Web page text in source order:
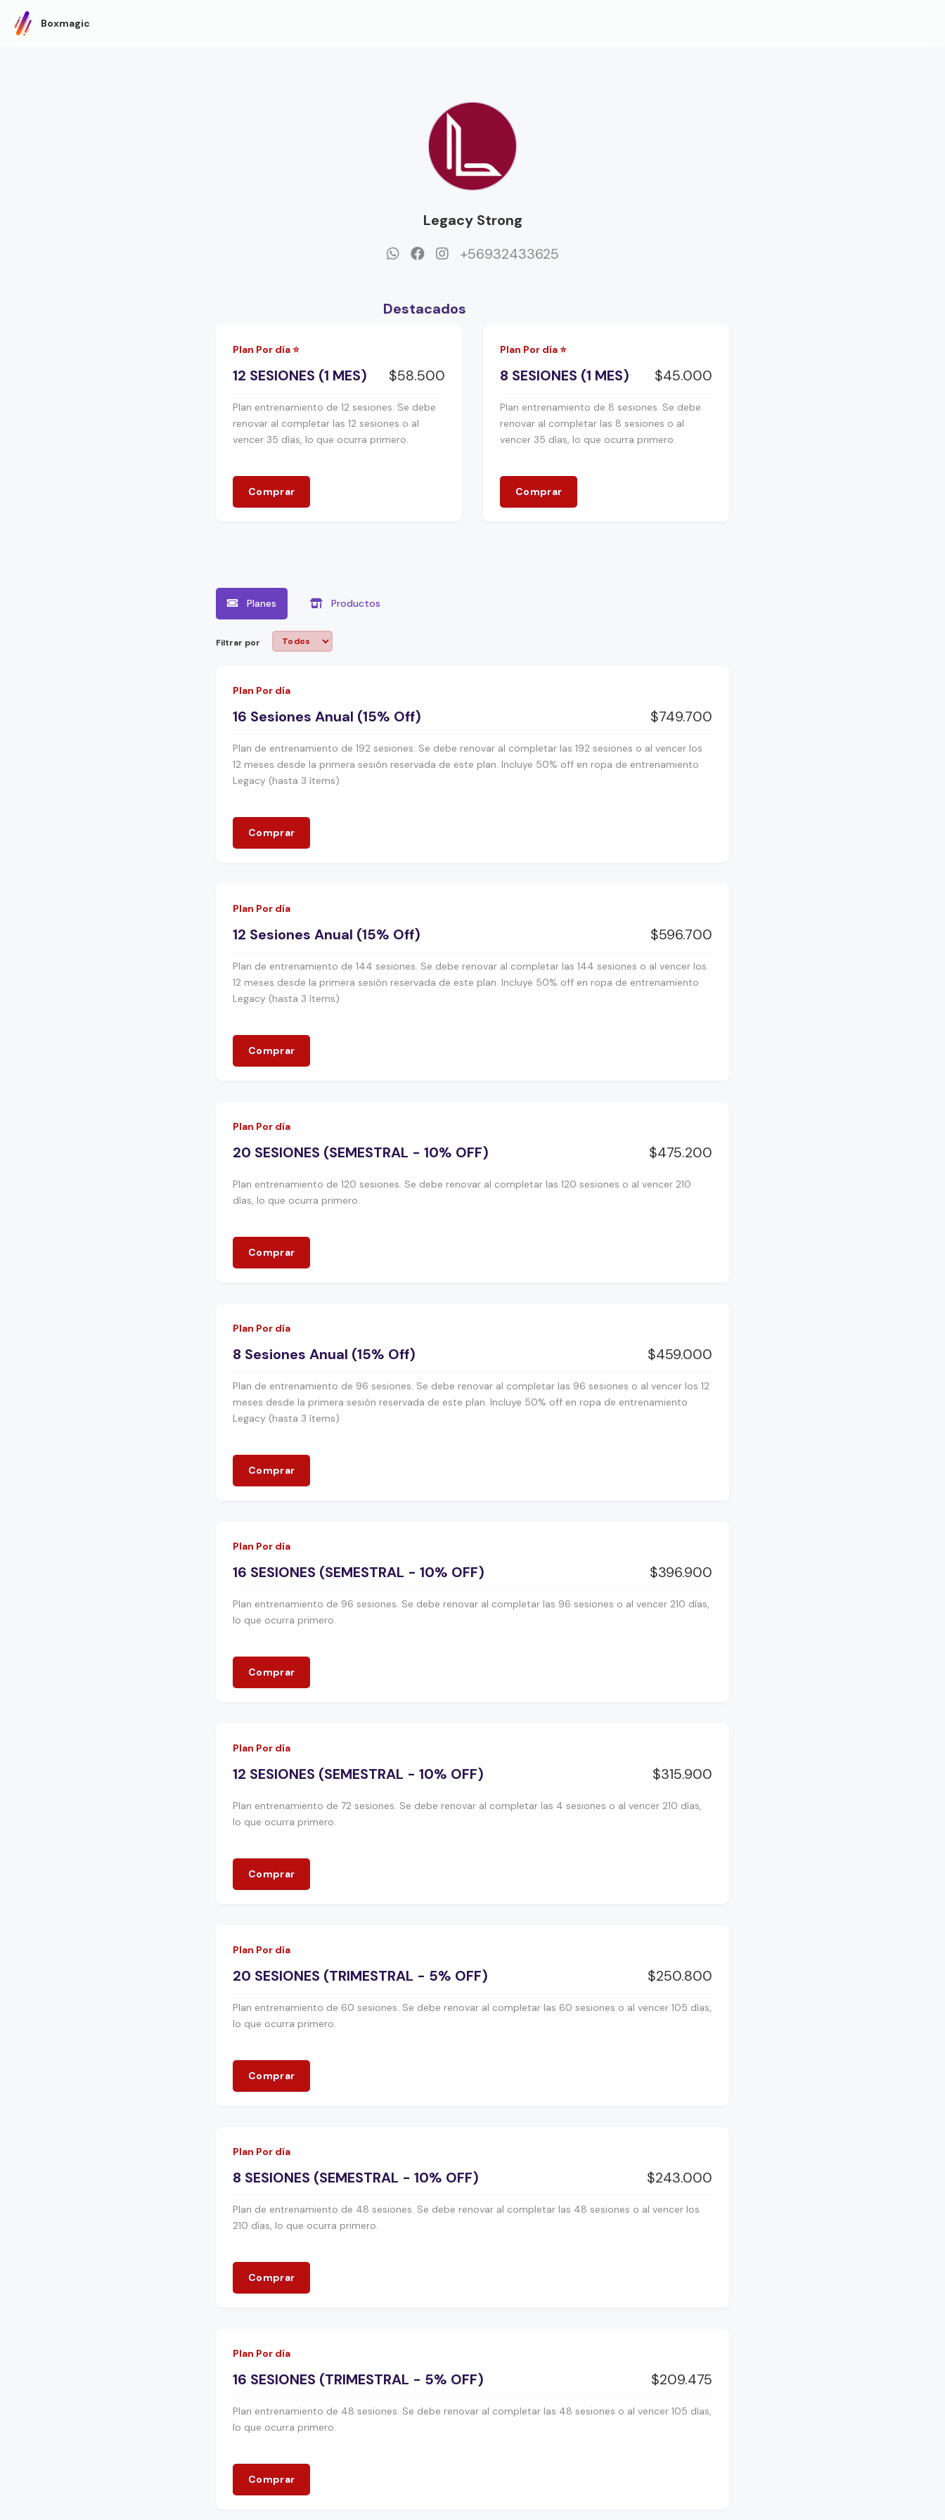
Boxmagic
Legacy Strong
+56932433625
Destacados
Plan Por día ⭐️
12 SESIONES (1 MES) $58.500
Plan entrenamiento de 12 sesiones. Se debe
renovar al completar las 12 sesiones o al
vencer 35 días, lo que ocurra primero.
Comprar
Plan Por día ⭐️
8 SESIONES (1 MES) $45.000
Plan entrenamiento de 8 sesiones. Se debe
renovar al completar las 8 sesiones o al
vencer 35 días, lo que ocurra primero.
Comprar
Planes Productos
Filtrar por
Plan Por día
16 Sesiones Anual (15% Off) $749.700
Plan de entrenamiento de 192 sesiones. Se debe renovar al completar las 192 sesiones o al vencer los
12 meses desde la primera sesión reservada de este plan. Incluye 50% off en ropa de entrenamiento
Legacy (hasta 3 ítems)
Comprar
Plan Por día
12 Sesiones Anual (15% Off) $596.700
Plan de entrenamiento de 144 sesiones. Se debe renovar al completar las 144 sesiones o al vencer los
12 meses desde la primera sesión reservada de este plan. Incluye 50% off en ropa de entrenamiento
Legacy (hasta 3 ítems)
Comprar
Plan Por día
20 SESIONES (SEMESTRAL - 10% OFF) $475.200
Plan entrenamiento de 120 sesiones. Se debe renovar al completar las 120 sesiones o al vencer 210
días, lo que ocurra primero.
Comprar
Plan Por día
8 Sesiones Anual (15% Off) $459.000
Plan de entrenamiento de 96 sesiones. Se debe renovar al completar las 96 sesiones o al vencer los 12
meses desde la primera sesión reservada de este plan. Incluye 50% off en ropa de entrenamiento
Legacy (hasta 3 ítems)
Comprar
Plan Por día
16 SESIONES (SEMESTRAL - 10% OFF) $396.900
Plan entrenamiento de 96 sesiones. Se debe renovar al completar las 96 sesiones o al vencer 210 días,
lo que ocurra primero.
Comprar
Plan Por día
12 SESIONES (SEMESTRAL - 10% OFF) $315.900
Plan entrenamiento de 72 sesiones. Se debe renovar al completar las 4 sesiones o al vencer 210 días,
lo que ocurra primero.
Comprar
Plan Por día
20 SESIONES (TRIMESTRAL - 5% OFF) $250.800
Plan entrenamiento de 60 sesiones. Se debe renovar al completar las 60 sesiones o al vencer 105 días,
lo que ocurra primero.
Comprar
Plan Por día
8 SESIONES (SEMESTRAL - 10% OFF) $243.000
Plan de entrenamiento de 48 sesiones. Se debe renovar al completar las 48 sesiones o al vencer los
210 días, lo que ocurra primero.
Comprar
Plan Por día
16 SESIONES (TRIMESTRAL - 5% OFF) $209.475
Plan entrenamiento de 48 sesiones. Se debe renovar al completar las 48 sesiones o al vencer 105 días,
lo que ocurra primero.
Comprar